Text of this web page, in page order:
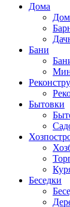
Дома
Бани
Бытовки
Беседки